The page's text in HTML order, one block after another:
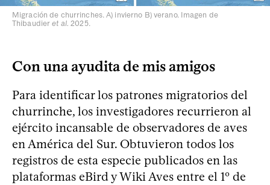
Migración de churrinches. A) invierno B) verano. Imagen de
Thibaudieret al. 2025.
Con una ayudita de mis amigos
Para identificar los patrones migratorios del
churrinche, los investigadores recurrieron al
ejército incansable de observadores de aves
en América del Sur. Obtuvieron todos los
registros de esta especie publicados en las
plataformas eBird y Wiki Aves entre el 1º de